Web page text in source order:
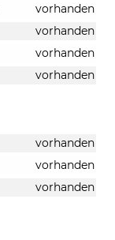
vorhanden
vorhanden
vorhanden
vorhanden
vorhanden
vorhanden
vorhanden